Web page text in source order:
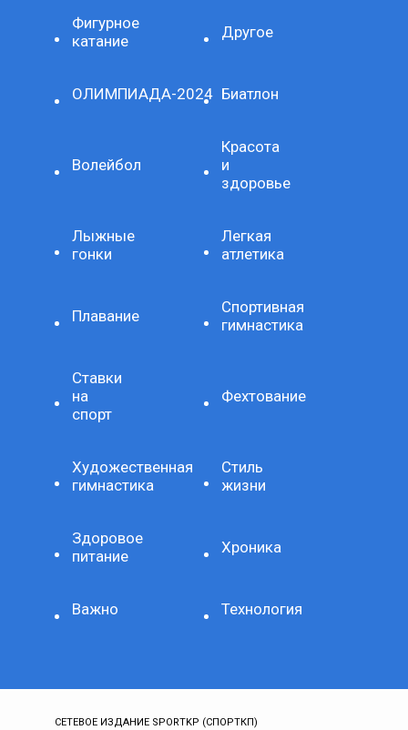
Фигурное
катание
Другое
ОЛИМПИАДА-2024 Биатлон
Волейбол
Красота
и
здоровье
Лыжные
гонки
Легкая
атлетика
Плавание
Спортивная
гимнастика
Ставки
на
спорт
Фехтование
Художественная
гимнастика
Стиль
жизни
Здоровое
питание
Хроника
Важно Технология
СЕТЕВОЕ ИЗДАНИЕ SPORTKP (СПОРТКП)